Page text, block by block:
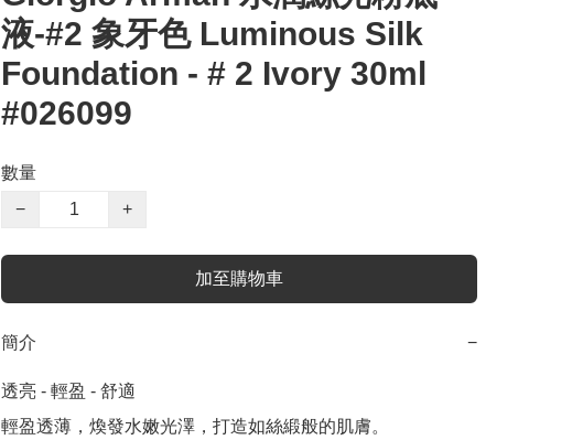
液-#2 象牙色 Luminous Silk
Foundation - # 2 Ivory 30ml
#026099
數量
−
+
加至購物車
簡介 −
透亮 - 輕盈 - 舒適
輕盈透薄，煥發水嫩光澤，打造如絲緞般的肌膚。